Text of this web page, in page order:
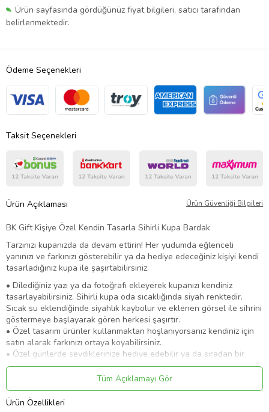
Ürün sayfasında gördüğünüz fiyat bilgileri, satıcı tarafından
belirlenmektedir.
Ödeme Seçenekleri
Taksit Seçenekleri
Ürün Açıklaması Ürün Güvenliği Bilgileri
BK Gift Kişiye Özel Kendin Tasarla Sihirli Kupa Bardak
Tarzınızı kupanızda da devam ettirin! Her yudumda eğlenceli
yanınızı ve farkınızı gösterebilir ya da hediye edeceğiniz kişiyi kendi
tasarladığınız kupa ile şaşırtabilirsiniz.
• Dilediğiniz yazı ya da fotoğrafı ekleyerek kupanızı kendiniz
tasarlayabilirsiniz. Sihirli kupa oda sıcaklığında siyah renktedir.
Sıcak su eklendiğinde siyahlık kaybolur ve eklenen görsel ile sihrini
göstermeye başlayarak gören herkesi şaşırtır.
• Özel tasarım ürünler kullanmaktan hoşlanıyorsanız kendiniz için
satın alarak farkınızı ortaya koyabilirsiniz.
• Özel günlerde sevdiklerinize hediye edebilir ya da sıradan bir
günü sihirli hale getirebilirsiniz.
***Ürün için hazırladığınız baskı dosyasında bir işlem ve düzeltme
yapılmamakta olup,görselleri tasarladıktan sonra ön izleme de
görülen açılar ve baskı kalitesinde üretlipi gönderim yapılacaktır.
Tüm Açıklamayı Gör
Ürün Özellikleri